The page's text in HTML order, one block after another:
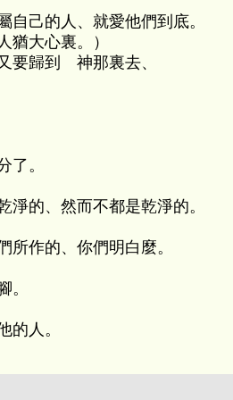
己的人、就愛他們到底。
猶大心裏。）
要歸到 神那裏去、
了。
的、然而不都是乾淨的。
作的、你們明白麼。
。
的人。